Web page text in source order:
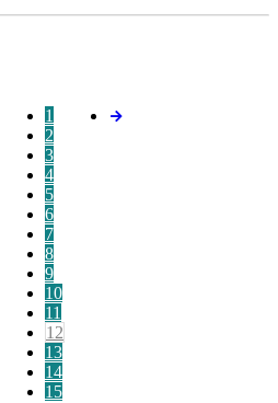
1
2
3
4
5
6
7
8
9
10
11
12
13
14
15